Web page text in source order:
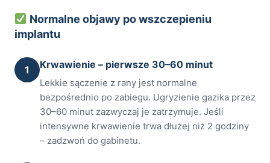
Normalne objawy po wszczepieniu
implantu
1 Krwawienie – pierwsze 30–60 minut
Lekkie sączenie z rany jest normalne
bezpośrednio po zabiegu. Ugryzienie gazika przez
30–60 minut zazwyczaj je zatrzymuje. Jeśli
intensywne krwawienie trwa dłużej niż 2 godziny
– zadzwoń do gabinetu.